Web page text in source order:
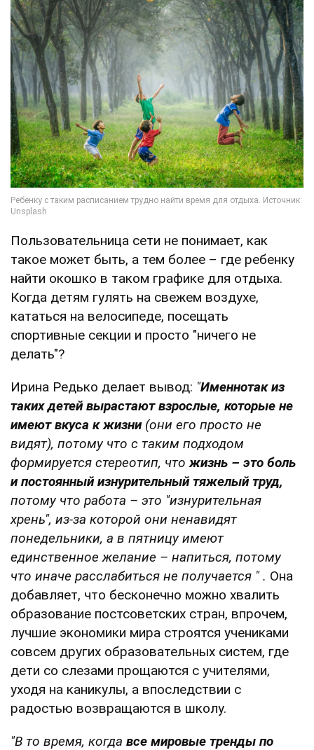
Пользовательница сети не понимает, как
такое может быть, а тем более – где ребенку
найти окошко в таком графике для отдыха.
Когда детям гулять на свежем воздухе,
кататься на велосипеде, посещать
спортивные секции и просто "ничего не
делать"?
Ирина Редько делает вывод: "Именнотак из
таких детей вырастают взрослые, которые не
имеют вкуса к жизни(они его просто не
видят), потому что с таким подходом
формируется стереотип, чтожизнь – это боль
и постоянный изнурительный тяжелый труд,
потому что работа – это "изнурительная
хрень", из-за которой они ненавидят
понедельники, а в пятницу имеют
единственное желание – напиться, потому
что иначе расслабиться не получается " . Она
добавляет, что бесконечно можно хвалить
образование постсоветских стран, впрочем,
лучшие экономики мира строятся учениками
совсем других образовательных систем, где
дети со слезами прощаются с учителями,
уходя на каникулы, а впоследствии с
радостью возвращаются в школу.
"В то время, когда все мировые тренды по